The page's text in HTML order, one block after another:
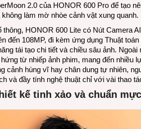
2.0 của HONOR 600 Pro để tạo
làm mờ nhòe cảnh vật xung quanh.
thông, HONOR 600 Lite có Nút Camera
đến 108MP, đi kèm ứng dụng Thuật
tái tạo chi tiết và chiều sâu ảnh.
từ nhiếp ảnh phim, mang đến nhiều
cảnh hùng vĩ hay chân dung tự nhiên,
và đầy tính nghệ thuật chỉ với vài thao
kế tinh xảo và chuẩn